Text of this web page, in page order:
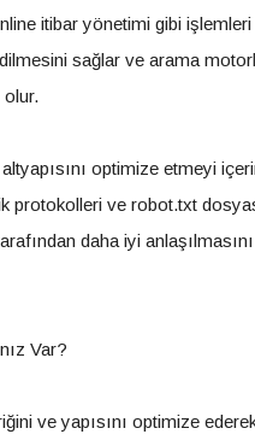
itibar yönetimi gibi
sağlar ve arama
olur.
optimize etmeyi
protokolleri ve robot.txt
daha iyi
Var?
ve yapısını optimize